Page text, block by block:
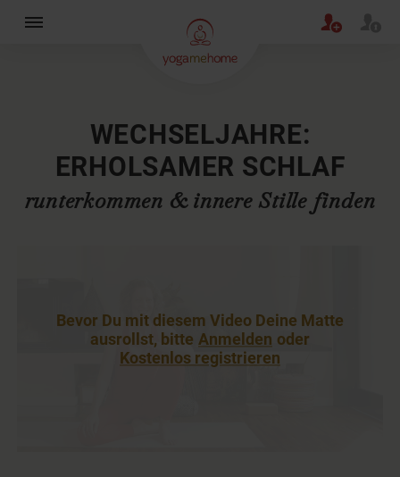
WECHSELJAHRE:
ERHOLSAMER SCHLAF
runterkommen & innere Stille finden
Bevor Du mit diesem Video Deine Matte
ausrollst, bitte Anmelden oder
Kostenlos registrieren